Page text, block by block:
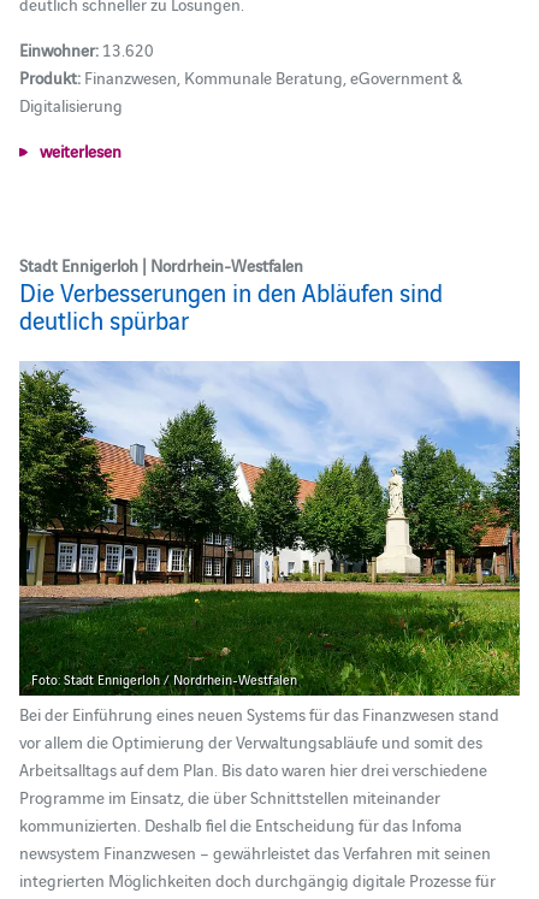
Einwohner:13.620
Produkt:Finanzwesen, Kommunale Beratung, eGovernment &
Digitalisierung
weiterlesen
Stadt Ennigerloh | Nordrhein-Westfalen
Die Verbesserungen in den Abläufen sind
deutlich spürbar
Foto: Stadt Ennigerloh / Nordrhein-Westfalen
Bei der Einführung eines neuen Systems für das Finanzwesen stand
vor allem die Optimierung der Verwaltungsabläufe und somit des
Arbeitsalltags auf dem Plan. Bis dato waren hier drei verschiedene
Programme im Einsatz, die über Schnittstellen miteinander
kommunizierten. Deshalb fiel die Entscheidung für das Infoma
newsystem Finanzwesen – gewährleistet das Verfahren mit seinen
integrierten Möglichkeiten doch durchgängig digitale Prozesse für